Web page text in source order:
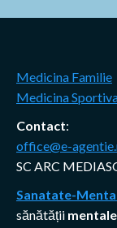
Medicina Familie
Medicina
Contact:
office@e-
SC ARC
Sanatate-
sănătății mentale